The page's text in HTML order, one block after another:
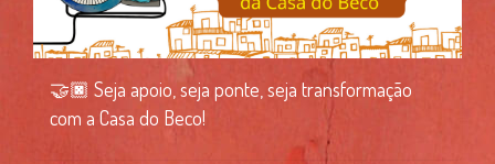
🤝🏿 Seja apoio, seja ponte, seja transformação
com a Casa do Beco!